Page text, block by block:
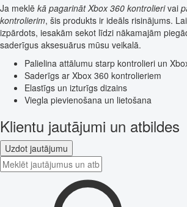
Ja meklē kā pagarināt Xbox 360 kontrolierivai
kontrolierim, šis produkts ir ideāls risinājums.
izpārdots, iesakām sekot līdzi nākamajām
saderīgus aksesuārus mūsu veikalā.
Palielina attālumu starp kontrolieri un
Saderīgs ar Xbox 360 kontrolieriem
Elastīgs un izturīgs dizains
Viegla pievienošana un lietošana
Klientu jautājumi un atbildes
Uzdot jautājumu